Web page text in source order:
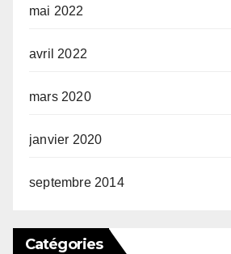
mai 2022
avril 2022
mars 2020
janvier 2020
septembre 2014
Catégories